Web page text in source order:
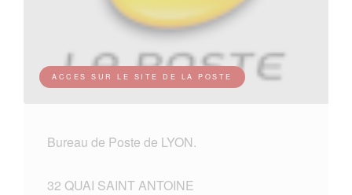
ACCES SUR LE SITE DE LA POSTE
Bureau de Poste de LYON.
32 QUAI SAINT ANTOINE